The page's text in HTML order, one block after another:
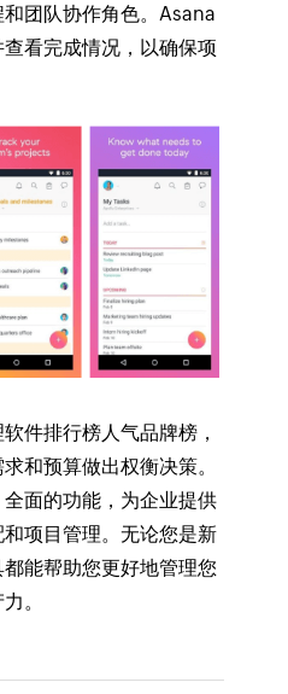
团队协作角色。Asana
看完成情况，以确保项
排行榜人气品牌榜，
和预算做出权衡决策。
面的功能，为企业提供
项目管理。无论您是新
能帮助您更好地管理您
。